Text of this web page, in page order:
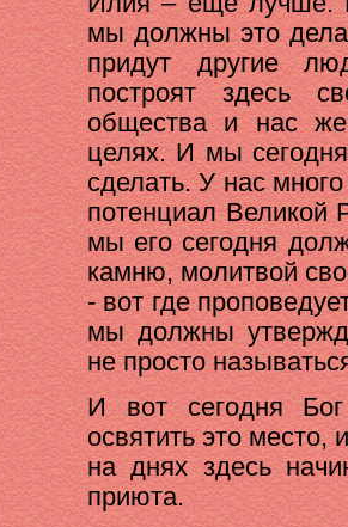
мы должны это
придут другие
построят здесь
общества и нас же
целях. И мы
сделать. У нас
потенциал Великой
мы его сегодня
камню, молитвой
- вот где
мы должны
не просто
И вот сегодня Бог
освятить это
на днях здесь
приюта.